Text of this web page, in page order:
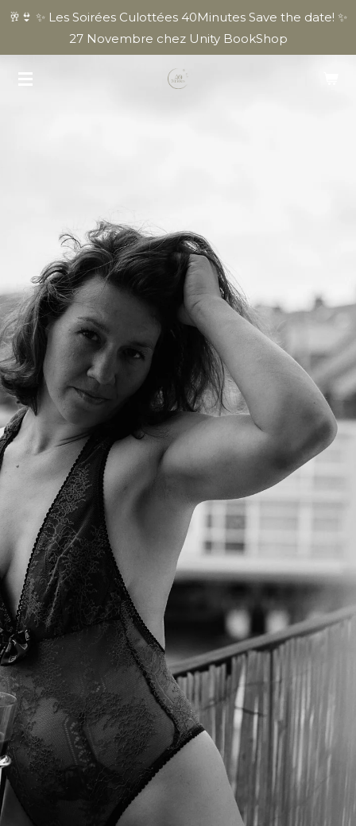
Passer
principal
🥂👙 ✨ Les Soirées Culottées 40Minutes Save the date! ✨
27 Novembre chez Unity BookShop